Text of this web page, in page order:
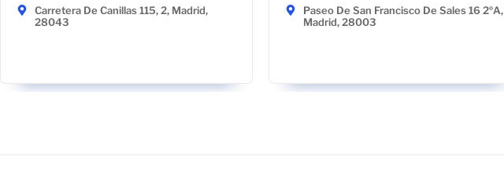
Carretera De Canillas 115, 2, Madrid,
28043
Paseo De San Francisco De Sales 16 2ºA,
Madrid, 28003